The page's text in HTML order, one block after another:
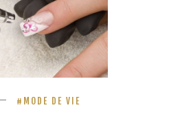
MODE DE VIE